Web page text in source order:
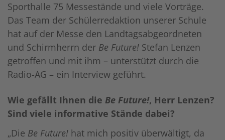
Sporthalle 75 Messestände und viele Vorträge.
Das Team der Schülerredaktion unserer Schule
hat auf der Messe den Landtagsabgeordneten
und Schirmherrn der Be Future! Stefan Lenzen
getroffen und mit ihm – unterstützt durch die
Radio-AG – ein Interview geführt.
Wie gefällt Ihnen die Be Future!, Herr Lenzen?
Sind viele informative Stände dabei?
„Die Be Future! hat mich positiv überwältigt, da